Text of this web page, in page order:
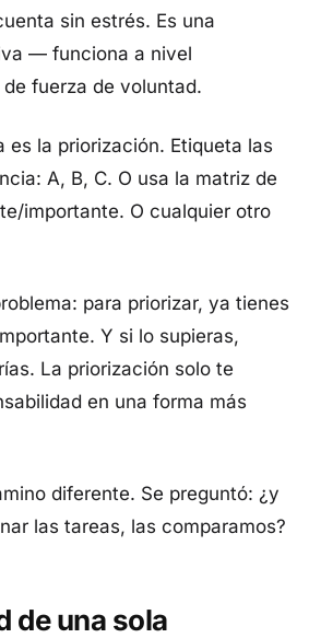
sin estrés. Es una
— funciona a nivel
fuerza de voluntad.
es la priorización. Etiqueta las
A, B, C. O usa la matriz de
importante. O cualquier otro
para priorizar, ya tienes
Y si lo supieras,
La priorización solo te
en una forma más
diferente. Se preguntó: ¿y
las tareas, las comparamos?
de una sola